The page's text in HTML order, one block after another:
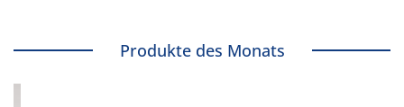
Produkte des Monats